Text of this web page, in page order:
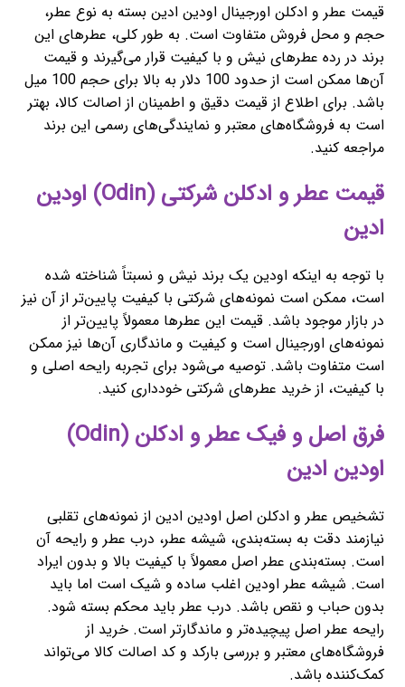
قیمت عطر و ادکلن اورجینال اودین ادین بسته به نوع عطر،
حجم و محل فروش متفاوت است. به طور کلی، عطرهای این
برند در رده عطرهای نیش و با کیفیت قرار می‌گیرند و قیمت
آن‌ها ممکن است از حدود 100 دلار به بالا برای حجم 100 میل
باشد. برای اطلاع از قیمت دقیق و اطمینان از اصالت کالا، بهتر
است به فروشگاه‌های معتبر و نمایندگی‌های رسمی این برند
مراجعه کنید.
قیمت عطر و ادکلن شرکتی (Odin) اودین
ادین
با توجه به اینکه اودین یک برند نیش و نسبتاً شناخته شده
است، ممکن است نمونه‌های شرکتی با کیفیت پایین‌تر از آن نیز
در بازار موجود باشد. قیمت این عطرها معمولاً پایین‌تر از
نمونه‌های اورجینال است و کیفیت و ماندگاری آن‌ها نیز ممکن
است متفاوت باشد. توصیه می‌شود برای تجربه رایحه اصلی و
با کیفیت، از خرید عطرهای شرکتی خودداری کنید.
فرق اصل و فیک عطر و ادکلن (Odin)
اودین ادین
تشخیص عطر و ادکلن اصل اودین ادین از نمونه‌های تقلبی
نیازمند دقت به بسته‌بندی، شیشه عطر، درب عطر و رایحه آن
است. بسته‌بندی عطر اصل معمولاً با کیفیت بالا و بدون ایراد
است. شیشه عطر اودین اغلب ساده و شیک است اما باید
بدون حباب و نقص باشد. درب عطر باید محکم بسته شود.
رایحه عطر اصل پیچیده‌تر و ماندگارتر است. خرید از
فروشگاه‌های معتبر و بررسی بارکد و کد اصالت کالا می‌تواند
کمک‌کننده باشد.